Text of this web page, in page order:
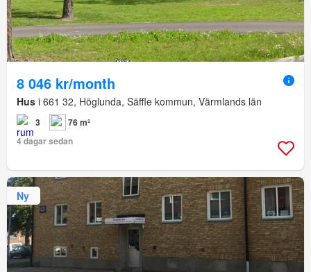
8 046 kr/month
Hus i 661 32, Höglunda, Säffle kommun, Värmlands län
3
76 m²
4 dagar sedan
Ny